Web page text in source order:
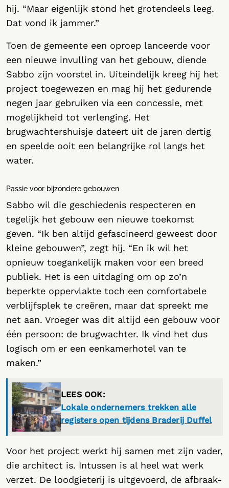
hij. “Maar eigenlijk stond het grotendeels leeg.
Dat vond ik jammer.”
Toen de gemeente een oproep lanceerde voor
een nieuwe invulling van het gebouw, diende
Sabbo zijn voorstel in. Uiteindelijk kreeg hij het
project toegewezen en mag hij het gedurende
negen jaar gebruiken via een concessie, met
mogelijkheid tot verlenging. Het
brugwachtershuisje dateert uit de jaren dertig
en speelde ooit een belangrijke rol langs het
water.
Passie voor bijzondere gebouwen
Sabbo wil die geschiedenis respecteren en
tegelijk het gebouw een nieuwe toekomst
geven. “Ik ben altijd gefascineerd geweest door
kleine gebouwen”, zegt hij. “En ik wil het
opnieuw toegankelijk maken voor een breed
publiek. Het is een uitdaging om op zo’n
beperkte oppervlakte toch een comfortabele
verblijfsplek te creëren, maar dat spreekt me
net aan. Vroeger was dit altijd een gebouw voor
één persoon: de brugwachter. Ik vind het dus
logisch om er een eenkamerhotel van te
maken.”
LEES OOK:
Lokale ondernemers trekken alle
registers open tijdens Braderij Duffel
Voor het project werkt hij samen met zijn vader,
die architect is. Intussen is al heel wat werk
verzet. De loodgieterij is uitgevoerd, de afbraak-